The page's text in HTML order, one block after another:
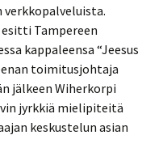
verkkopalveluista.
Tampereen
kappaleensa “Jeesus
toimitusjohtaja
jälkeen Wiherkorpi
jyrkkiä mielipiteitä
keskustelun asian